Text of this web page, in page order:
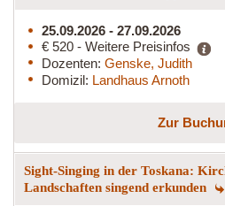
25.09.2026 - 27.09.2026
€ 520 - Weitere Preisinfos
Dozenten: Genske, Judith
Domizil: Landhaus Arnoth
Zur
Sight-Singing in der Toskana:
Landschaften singend erkunden